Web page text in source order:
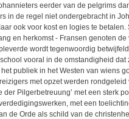
eerder van de pelgrims
in de regel niet ondergebracht in
ook voor kost en logies te
en herkomst - Fransen genoten
wordt tegenwoordig
vooral in de omstandigheid
publiek in het Westen van wiens
met opzet werden
der Pilgerbetreuung’ met een sterk
met een
de Orde als schild van de